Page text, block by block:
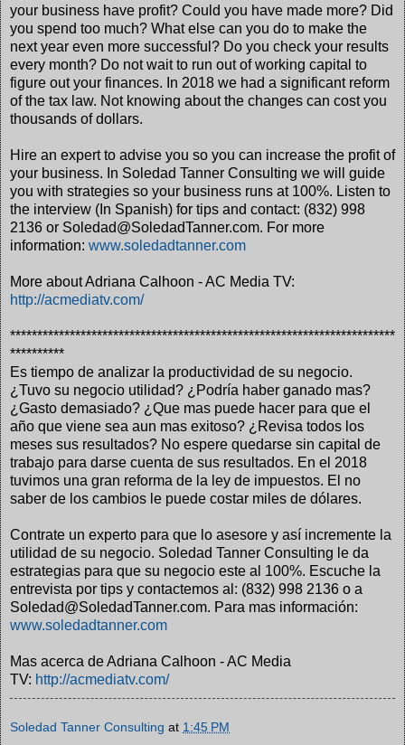
your business have profit? Could you have made more? Did
you spend too much? What else can you do to make the
next year even more successful? Do you check your results
every month? Do not wait to run out of working capital to
figure out your finances. In 2018 we had a significant reform
of the tax law. Not knowing about the changes can cost you
thousands of dollars.
Hire an expert to advise you so you can increase the profit of
your business. In Soledad Tanner Consulting we will guide
you with strategies so your business runs at 100%. Listen to
the interview (In Spanish) for tips and contact: (832) 998
2136 or Soledad@SoledadTanner.com. For more
information: www.soledadtanner.com
More about Adriana Calhoon - AC Media TV:
http://acmediatv.com/
***********************************************************************
**********
Es tiempo de analizar la productividad de su negocio.
¿Tuvo su negocio utilidad? ¿Podría haber ganado mas?
¿Gasto demasiado? ¿Que mas puede hacer para que el
año que viene sea aun mas exitoso? ¿Revisa todos los
meses sus resultados? No espere quedarse sin capital de
trabajo para darse cuenta de sus resultados. En el 2018
tuvimos una gran reforma de la ley de impuestos. El no
saber de los cambios le puede costar miles de dólares.
Contrate un experto para que lo asesore y así incremente la
utilidad de su negocio. Soledad Tanner Consulting le da
estrategias para que su negocio este al 100%. Escuche la
entrevista por tips y contactemos al: (832) 998 2136 o a
Soledad@SoledadTanner.com. Para mas información:
www.soledadtanner.com
Mas acerca de Adriana Calhoon - AC Media
TV: http://acmediatv.com/
Soledad Tanner Consulting at 1:45 PM